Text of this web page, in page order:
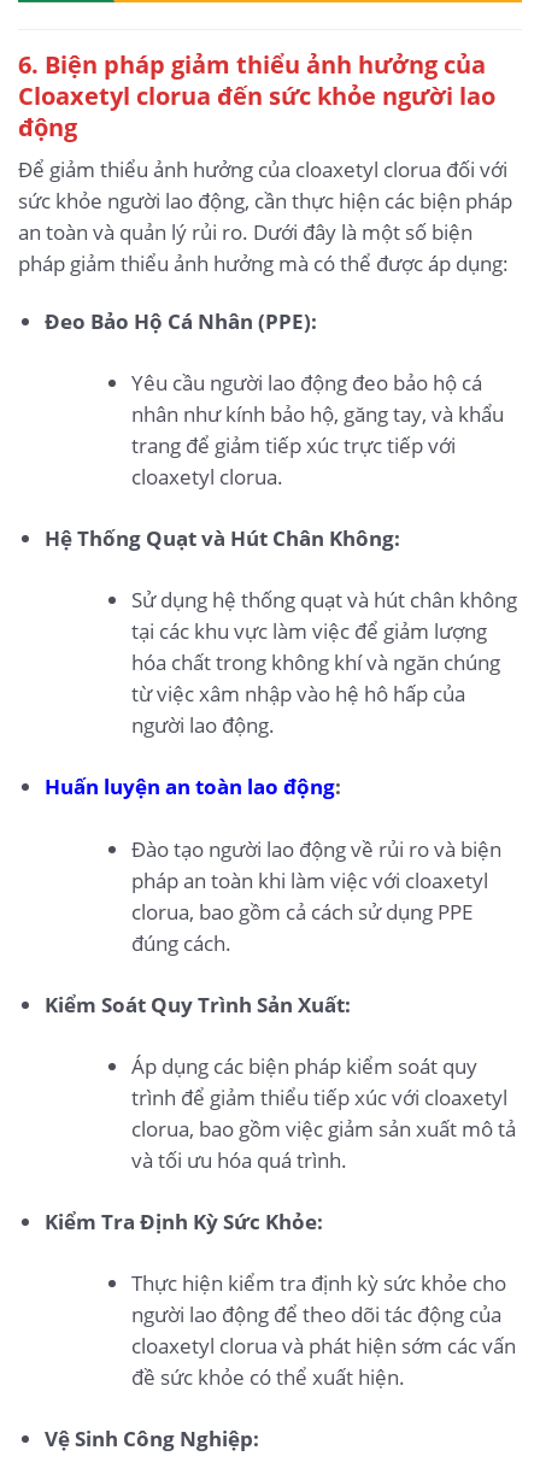
6. Biện pháp giảm thiểu ảnh hưởng của
Cloaxetyl clorua đến sức khỏe người lao
động
Để giảm thiểu ảnh hưởng của cloaxetyl clorua đối với
sức khỏe người lao động, cần thực hiện các biện pháp
an toàn và quản lý rủi ro. Dưới đây là một số biện
pháp giảm thiểu ảnh hưởng mà có thể được áp dụng:
Đeo Bảo Hộ Cá Nhân (PPE):
Yêu cầu người lao động đeo bảo hộ cá
nhân như kính bảo hộ, găng tay, và khẩu
trang để giảm tiếp xúc trực tiếp với
cloaxetyl clorua.
Hệ Thống Quạt và Hút Chân Không:
Sử dụng hệ thống quạt và hút chân không
tại các khu vực làm việc để giảm lượng
hóa chất trong không khí và ngăn chúng
từ việc xâm nhập vào hệ hô hấp của
người lao động.
Huấn luyện an toàn lao động:
Đào tạo người lao động về rủi ro và biện
pháp an toàn khi làm việc với cloaxetyl
clorua, bao gồm cả cách sử dụng PPE
đúng cách.
Kiểm Soát Quy Trình Sản Xuất:
Áp dụng các biện pháp kiểm soát quy
trình để giảm thiểu tiếp xúc với cloaxetyl
clorua, bao gồm việc giảm sản xuất mô tả
và tối ưu hóa quá trình.
Kiểm Tra Định Kỳ Sức Khỏe:
Thực hiện kiểm tra định kỳ sức khỏe cho
người lao động để theo dõi tác động của
cloaxetyl clorua và phát hiện sớm các vấn
đề sức khỏe có thể xuất hiện.
Vệ Sinh Công Nghiệp: